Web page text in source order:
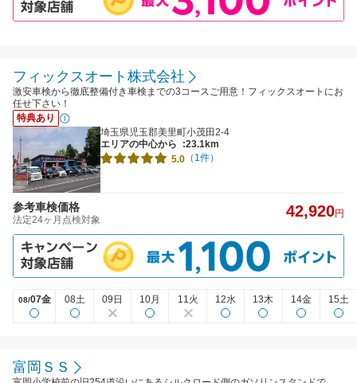
フィックスオート株式会社
激安車検から徹底整備付き車検までの3コースご用意！フィックスオートにお
任せ下さい！
特典あり
埼玉県児玉郡美里町小茂田2-4
エリアの中心から
:23.1km
5.0 （1件）
参考車検価格
法定24ヶ月点検対象 42,920円
08/07金 08土 09日 10月 11火 12水 13木 14金 15土
富岡ＳＳ